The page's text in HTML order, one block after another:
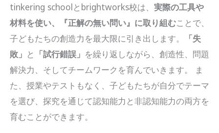
tinkering schoolとbrightworks校は、 実際の工具や
材料を使い、『正解の無い問い』に取り組むことで、
子どもたちの創造力を最大限に引き出します。
「失
敗」 と 「試行錯誤」 を繰り返しながら、創造性、問題
解決力、そしてチームワークを育んでいきます。 ま
た、授業やテストもなく、子どもたちが自分でテーマ
を選び、探究を通じて認知能力と非認知能力の両方を
育むことができます。